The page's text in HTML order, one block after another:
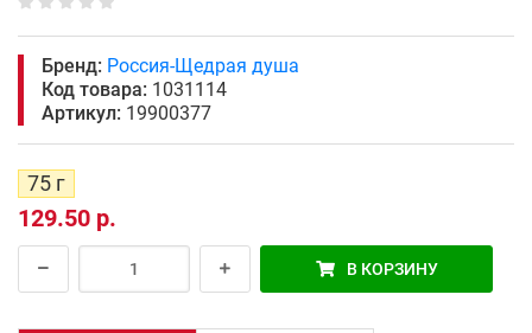
Бренд: Россия-Щедрая душа
Код товара: 1031114
Артикул: 19900377
75 г
129.50 р.
В КОРЗИНУ